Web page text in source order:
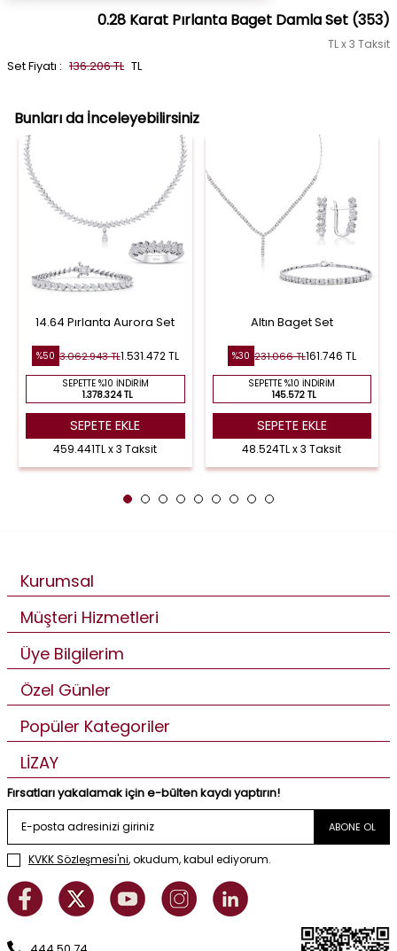
0.28 Karat Pırlanta Baget Damla Set (353)
TL x 3 Taksit
Set Fiyatı : 136.206 TL TL
Bunları da İnceleyebilirsiniz
14.64 Pırlanta Aurora Set
%50 3.062.943 TL1.531.472 TL
SEPETTE %10 İNDIRIM
1.378.324 TL
SEPETE EKLE
459.441TL x 3 Taksit
Altın Baget Set
%30 231.066 TL161.746 TL
SEPETTE %10 İNDIRIM
145.572 TL
SEPETE EKLE
48.524TL x 3 Taksit
Kurumsal
Müşteri Hizmetleri
Üye Bilgilerim
Özel Günler
Popüler Kategoriler
LİZAY
Fırsatları yakalamak için e-bülten kaydı yaptırın!
ABONE OL
KVKK Sözleşmesi'ni, okudum, kabul ediyorum.